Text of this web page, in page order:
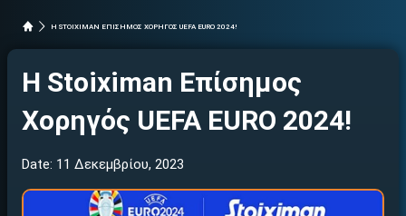
H STOIXIMAN ΕΠΙΣΗΜΟΣ ΧΟΡΗΓΟΣ UEFA EURO 2024!
H Stoiximan Επίσημος
Χορηγός UEFA EURO 2024!
Date: 11 Δεκεμβρίου, 2023